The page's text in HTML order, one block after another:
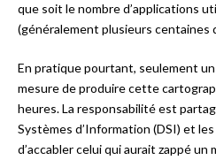
que soit le nombre d’applications
(généralement plusieurs centaines
En pratique pourtant, seulement
mesure de produire cette
heures. La responsabilité est
Systèmes d’Information (DSI) et
d’accabler celui qui aurait zappé un